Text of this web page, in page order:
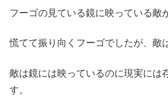
フーゴの見ている鏡に映っている敵
慌てて振り向くフーゴでしたが、敵
敵は鏡には映っているのに現実には
す。